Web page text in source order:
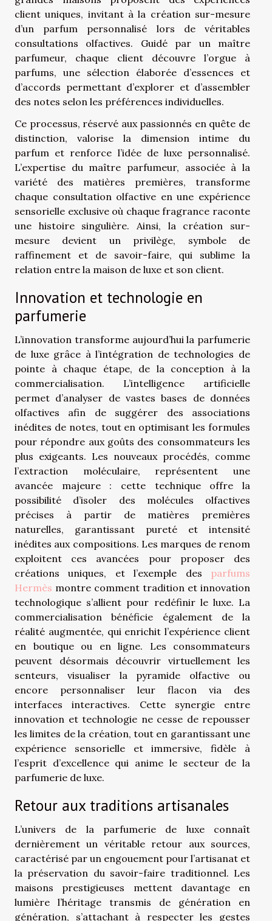
client uniques, invitant à la création sur-mesure
d’un parfum personnalisé lors de véritables
consultations olfactives. Guidé par un maître
parfumeur, chaque client découvre l’orgue à
parfums, une sélection élaborée d’essences et
d’accords permettant d’explorer et d’assembler
des notes selon les préférences individuelles.
Ce processus, réservé aux passionnés en quête de
distinction, valorise la dimension intime du
parfum et renforce l’idée de luxe personnalisé.
L’expertise du maître parfumeur, associée à la
variété des matières premières, transforme
chaque consultation olfactive en une expérience
sensorielle exclusive où chaque fragrance raconte
une histoire singulière. Ainsi, la création sur-
mesure devient un privilège, symbole de
raffinement et de savoir-faire, qui sublime la
relation entre la maison de luxe et son client.
Innovation et technologie en
parfumerie
L’innovation transforme aujourd’hui la parfumerie
de luxe grâce à l’intégration de technologies de
pointe à chaque étape, de la conception à la
commercialisation. L’intelligence artificielle
permet d’analyser de vastes bases de données
olfactives afin de suggérer des associations
inédites de notes, tout en optimisant les formules
pour répondre aux goûts des consommateurs les
plus exigeants. Les nouveaux procédés, comme
l’extraction moléculaire, représentent une
avancée majeure : cette technique offre la
possibilité d’isoler des molécules olfactives
précises à partir de matières premières
naturelles, garantissant pureté et intensité
inédites aux compositions. Les marques de renom
exploitent ces avancées pour proposer des
créations uniques, et l’exemple des parfums
Hermès montre comment tradition et innovation
technologique s’allient pour redéfinir le luxe. La
commercialisation bénéficie également de la
réalité augmentée, qui enrichit l’expérience client
en boutique ou en ligne. Les consommateurs
peuvent désormais découvrir virtuellement les
senteurs, visualiser la pyramide olfactive ou
encore personnaliser leur flacon via des
interfaces interactives. Cette synergie entre
innovation et technologie ne cesse de repousser
les limites de la création, tout en garantissant une
expérience sensorielle et immersive, fidèle à
l’esprit d’excellence qui anime le secteur de la
parfumerie de luxe.
Retour aux traditions artisanales
L’univers de la parfumerie de luxe connaît
dernièrement un véritable retour aux sources,
caractérisé par un engouement pour l’artisanat et
la préservation du savoir-faire traditionnel. Les
maisons prestigieuses mettent davantage en
lumière l’héritage transmis de génération en
génération, s’attachant à respecter les gestes